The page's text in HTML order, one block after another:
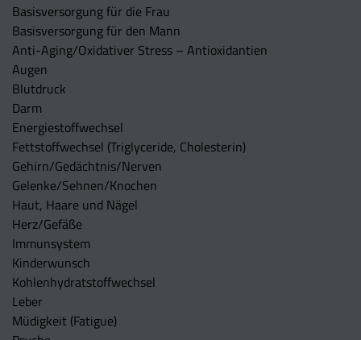
Basisversorgung für die Frau
Basisversorgung für den Mann
Anti-Aging/Oxidativer Stress – Antioxidantien
Augen
Blutdruck
Darm
Energiestoffwechsel
Fettstoffwechsel (Triglyceride, Cholesterin)
Gehirn/Gedächtnis/Nerven
Gelenke/Sehnen/Knochen
Haut, Haare und Nägel
Herz/Gefäße
Immunsystem
Kinderwunsch
Kohlenhydratstoffwechsel
Leber
Müdigkeit (Fatigue)